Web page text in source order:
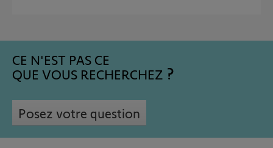
CE N'EST PAS CE
QUE VOUS RECHERCHEZ
Posez votre question